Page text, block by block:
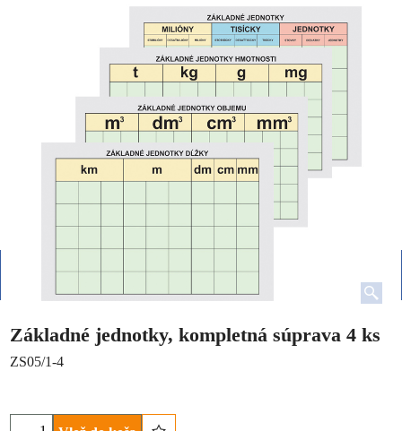
Základné jednotky, kompletná súprava 4 ks
ZS05/1-4